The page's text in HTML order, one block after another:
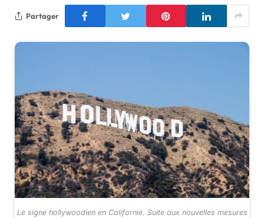
Partager
Le signe hollywoodien en Californie. Suite aux nouvelles mesures